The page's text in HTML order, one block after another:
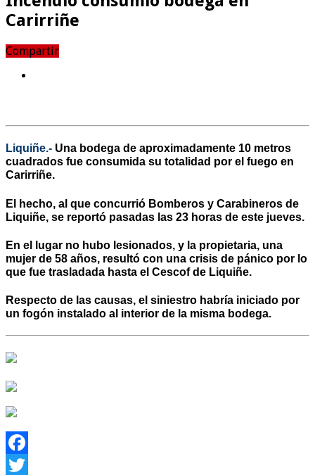
Carirriñe
Compartir
Liquiñe.- Una bodega de aproximadamente 10 metros
cuadrados fue consumida su totalidad por el fuego en
Carirriñe.
El hecho, al que concurrió Bomberos y Carabineros de
Liquiñe, se reportó pasadas las 23 horas de este jueves.
En el lugar no hubo lesionados, y la propietaria, una
mujer de 58 años, resultó con una crisis de pánico por lo
que fue trasladada hasta el Cescof de Liquiñe.
Respecto de las causas, el siniestro habría iniciado por
un fogón instalado al interior de la misma bodega.
Facebook